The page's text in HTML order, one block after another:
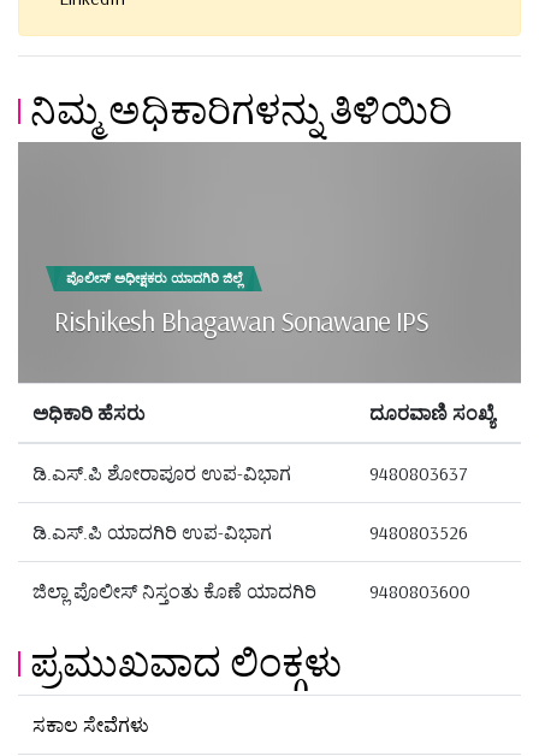
ನಿಮ್ಮ ಅಧಿಕಾರಿಗಳನ್ನು ತಿಳಿಯಿರಿ
ಪೊಲೀಸ್ ಅಧೀಕ್ಷಕರು ಯಾದಗಿರಿ ಜಿಲ್ಲೆ
Rishikesh Bhagawan Sonawane IPS
ಅಧಿಕಾರಿ ಹೆಸರು ದೂರವಾಣಿ ಸಂಖ್ಯೆ
ಡಿ.ಎಸ್.ಪಿ ಶೋರಾಪೂರ ಉಪ-ವಿಭಾಗ 9480803637
ಡಿ.ಎಸ್.ಪಿ ಯಾದಗಿರಿ ಉಪ-ವಿಭಾಗ 9480803526
ಜಿಲ್ಲಾ ಪೊಲೀಸ್ ನಿಸ್ತಂತು ಕೊಣೆ ಯಾದಗಿರಿ 9480803600
ಪ್ರಮುಖವಾದ ಲಿಂಕ್ಗಳು
ಸಕಾಲ ಸೇವೆಗಳು